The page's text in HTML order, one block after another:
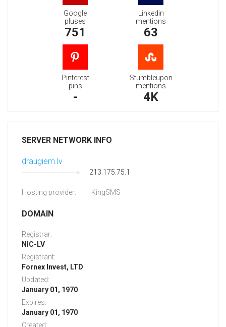
Google
pluses
751
Linkedin
mentions
63
Pinterest
pins
-
Stumbleupon
mentions
4K
SERVER NETWORK INFO
draugiem.lv
213.175.75.1
Hosting provider: KingSMS
DOMAIN
Registrar:
NIC-LV
Registrant:
Fornex Invest, LTD
Updated:
January 01, 1970
Expires:
January 01, 1970
Created: